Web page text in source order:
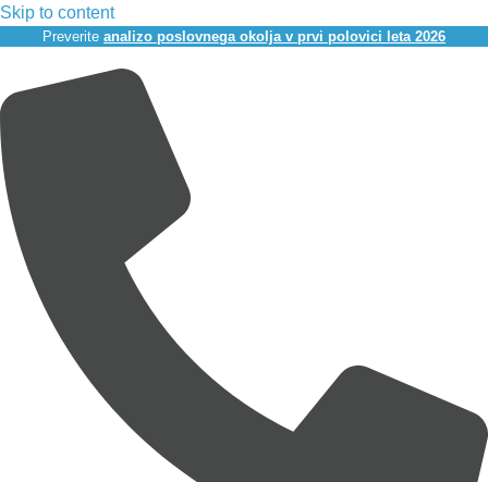
Skip to content
Preverite analizo poslovnega okolja v prvi polovici leta 2026